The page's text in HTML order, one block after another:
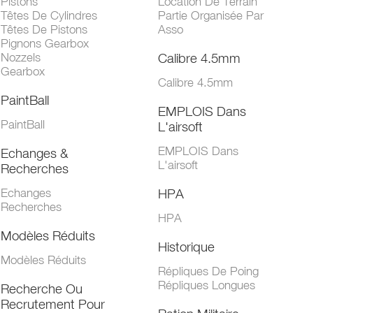
Têtes De Cylindres
Têtes De Pistons
Pignons Gearbox
Nozzels
Gearbox
PaintBall
PaintBall
Echanges &
Recherches
Echanges
Recherches
Modèles Réduits
Modèles Réduits
Recherche Ou
Recrutement Pour
Partie Organisée Par
Asso
Calibre 4.5mm
Calibre 4.5mm
EMPLOIS Dans
L'airsoft
EMPLOIS Dans
L'airsoft
HPA
HPA
Historique
Répliques De Poing
Répliques Longues